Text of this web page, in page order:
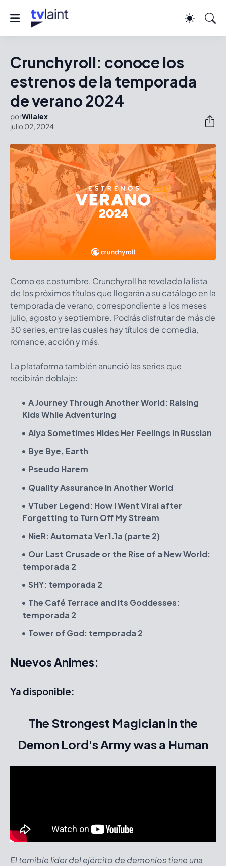
Crunchyroll: conoce los
estrenos de la temporada
de verano 2024
porWilalex
julio 02, 2024
Como es costumbre, Crunchyroll ha revelado la lista
de los próximos títulos que llegarán a su catálogo en la
temporada de verano, correspondiente a los meses
julio, agosto y septiembre. Podrás disfrutar de más de
30 series, entre las cuales hay títulos de comedia,
romance, acción y más.
La plataforma también anunció las series que
recibirán doblaje:
A Journey Through Another World: Raising
Kids While Adventuring
Alya Sometimes Hides Her Feelings in Russian
Bye Bye, Earth
Pseudo Harem
Quality Assurance in Another World
VTuber Legend: How I Went Viral after
Forgetting to Turn Off My Stream
NieR: Automata Ver1.1a (parte 2)
Our Last Crusade or the Rise of a New World:
temporada 2
SHY: temporada 2
The Café Terrace and its Goddesses:
temporada 2
Tower of God: temporada 2
Nuevos Animes:
Ya disponible:
The Strongest Magician in the
Demon Lord's Army was a Human
El temible líder del ejército de demonios tiene una